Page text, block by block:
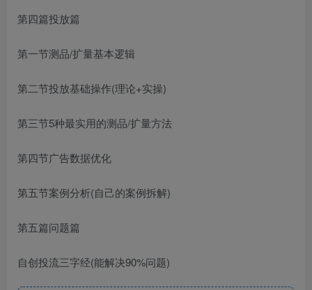
第四篇投放篇
第一节测品/扩量基本逻辑
第二节投放基础操作(理论+实操)
第三节5种最实用的测品/扩量方法
第四节广告数据优化
第五节案例分析(自己的案例拆解)
第五篇问题篇
自创投流三字经(能解决90%问题)